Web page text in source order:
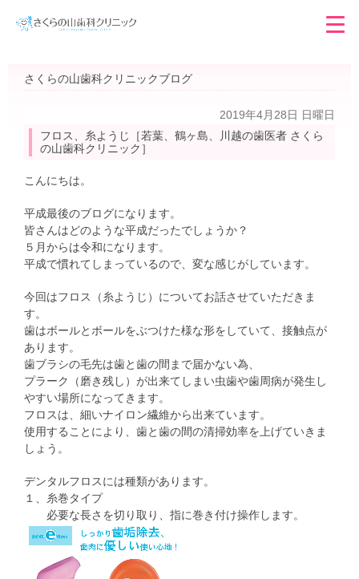
さくらの山歯科クリニックブログ
2019年4月28日 日曜日
フロス、糸ようじ［若葉、鶴ヶ島、川越の歯医者 さくら
の山歯科クリニック］
こんにちは。
平成最後のブログになります。
皆さんはどのような平成だったでしょうか？
５月からは令和になります。
平成で慣れてしまっているので、変な感じがしています。
今回はフロス（糸ようじ）についてお話させていただきま
す。
歯はボールとボールをぶつけた様な形をしていて、接触点が
あります。
歯ブラシの毛先は歯と歯の間まで届かない為、
プラーク（磨き残し）が出来てしまい虫歯や歯周病が発生し
やすい場所になってきます。
フロスは、細いナイロン繊維から出来ています。
使用することにより、歯と歯の間の清掃効率を上げていきま
しょう。
デンタルフロスには種類があります。
１、糸巻タイプ
必要な長さを切り取り、指に巻き付け操作します。